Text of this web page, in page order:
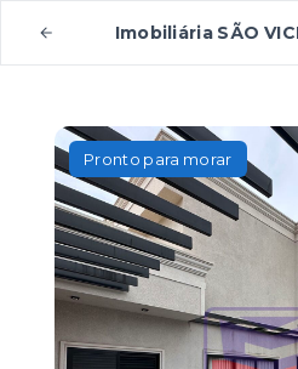
Imobiliária SÃO
Pronto para morar